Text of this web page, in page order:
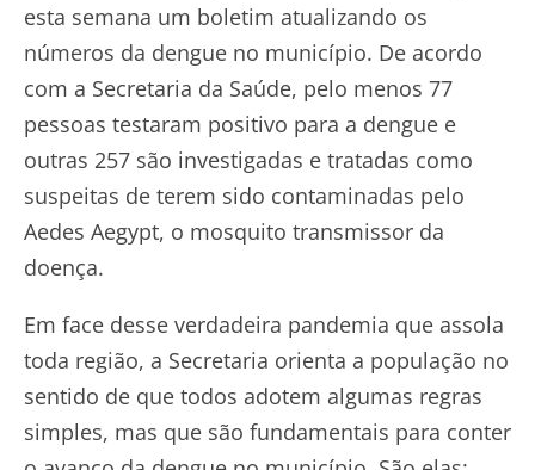
esta semana um boletim atualizando os
números da dengue no município. De acordo
com a Secretaria da Saúde, pelo menos 77
pessoas testaram positivo para a dengue e
outras 257 são investigadas e tratadas como
suspeitas de terem sido contaminadas pelo
Aedes Aegypt, o mosquito transmissor da
doença.
Em face desse verdadeira pandemia que assola
toda região, a Secretaria orienta a população no
sentido de que todos adotem algumas regras
simples, mas que são fundamentais para conter